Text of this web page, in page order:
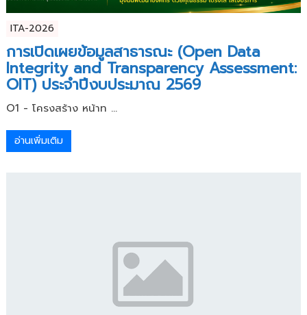
ITA-2026
การเปิดเผยข้อมูลสาธารณะ (Open Data
Integrity and Transparency Assessment:
OIT) ประจำปีงบประมาณ 2569
O1 - โครงสร้าง หน้าท ...
อ่านเพิ่มเติม